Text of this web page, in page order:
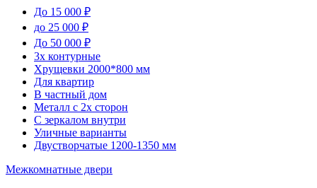
До 15 000 ₽
до 25 000 ₽
До 50 000 ₽
3х контурные
Хрущевки 2000*800 мм
Для квартир
В частный дом
Металл с 2х сторон
С зеркалом внутри
Уличные варианты
Двустворчатые 1200-1350 мм
Межкомнатные двери